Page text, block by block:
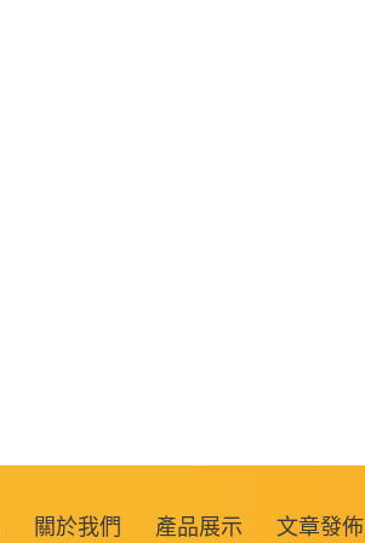
關於我們 產品展示 文章發佈